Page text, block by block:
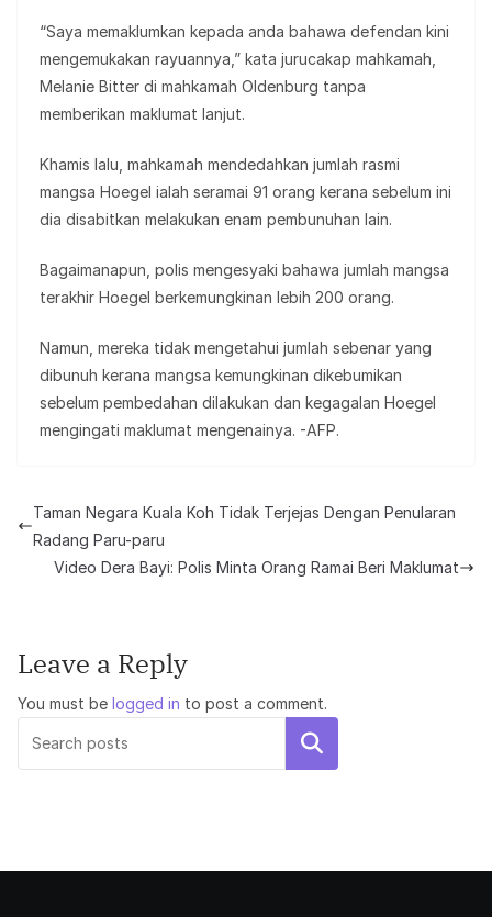
“Saya memaklumkan kepada anda bahawa defendan kini
mengemukakan rayuannya,” kata jurucakap mahkamah,
Melanie Bitter di mahkamah Oldenburg tanpa
memberikan maklumat lanjut.
Khamis lalu, mahkamah mendedahkan jumlah rasmi
mangsa Hoegel ialah seramai 91 orang kerana sebelum ini
dia disabitkan melakukan enam pembunuhan lain.
Bagaimanapun, polis mengesyaki bahawa jumlah mangsa
terakhir Hoegel berkemungkinan lebih 200 orang.
Namun, mereka tidak mengetahui jumlah sebenar yang
dibunuh kerana mangsa kemungkinan dikebumikan
sebelum pembedahan dilakukan dan kegagalan Hoegel
mengingati maklumat mengenainya. -AFP.
Taman Negara Kuala Koh Tidak Terjejas Dengan Penularan
Radang Paru-paru
Video Dera Bayi: Polis Minta Orang Ramai Beri Maklumat
Leave a Reply
You must be logged in to post a comment.
Search